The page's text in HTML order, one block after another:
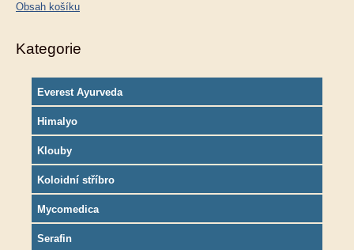
Obsah košíku
Kategorie
Everest Ayurveda
Himalyo
Klouby
Koloidní stříbro
Mycomedica
Serafin